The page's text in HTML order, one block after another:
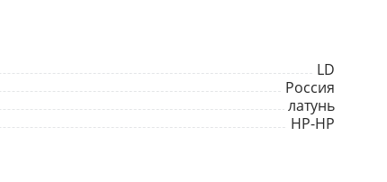
LD
Россия
латунь
НР-НР